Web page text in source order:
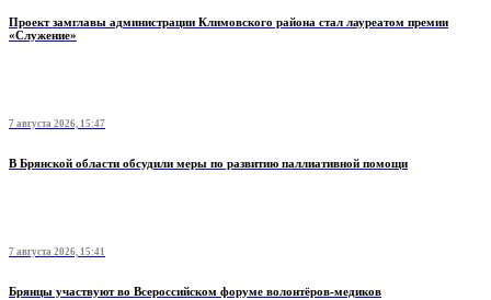
Проект замглавы администрации Климовского района стал лауреатом премии
«Служение»
7 августа 2026, 15:47
В Брянской области обсудили меры по развитию паллиативной помощи
7 августа 2026, 15:41
Брянцы участвуют во Всероссийском форуме волонтёров-медиков